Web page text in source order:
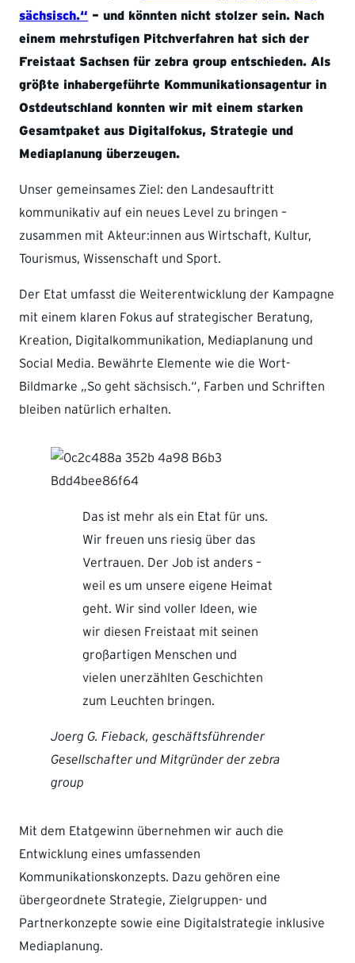
sächsisch.“ – und könnten nicht stolzer sein. Nach
einem mehrstufigen Pitchverfahren hat sich der
Freistaat Sachsen für zebra group entschieden. Als
größte inhabergeführte Kommunikationsagentur in
Ostdeutschland konnten wir mit einem starken
Gesamtpaket aus Digitalfokus, Strategie und
Mediaplanung überzeugen.
Unser gemeinsames Ziel: den Landesauftritt
kommunikativ auf ein neues Level zu bringen –
zusammen mit Akteur:innen aus Wirtschaft, Kultur,
Tourismus, Wissenschaft und Sport.
Der Etat umfasst die Weiterentwicklung der Kampagne
mit einem klaren Fokus auf strategischer Beratung,
Kreation, Digitalkommunikation, Mediaplanung und
Social Media. Bewährte Elemente wie die Wort-
Bildmarke „So geht sächsisch.“, Farben und Schriften
bleiben natürlich erhalten.
Das ist mehr als ein Etat für uns.
Wir freuen uns riesig über das
Vertrauen. Der Job ist anders –
weil es um unsere eigene Heimat
geht. Wir sind voller Ideen, wie
wir diesen Freistaat mit seinen
großartigen Menschen und
vielen unerzählten Geschichten
zum Leuchten bringen.
Joerg G. Fieback, geschäftsführender
Gesellschafter und Mitgründer der zebra
group
Mit dem Etatgewinn übernehmen wir auch die
Entwicklung eines umfassenden
Kommunikationskonzepts. Dazu gehören eine
übergeordnete Strategie, Zielgruppen- und
Partnerkonzepte sowie eine Digitalstrategie inklusive
Mediaplanung.